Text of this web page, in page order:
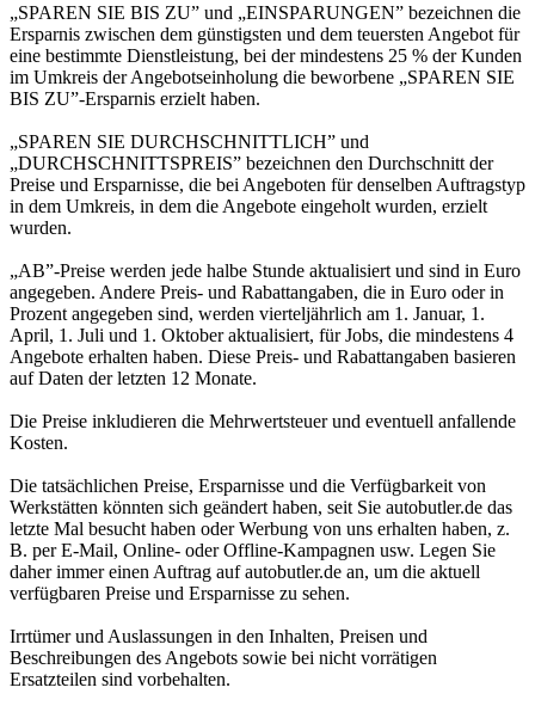
„SPAREN SIE BIS ZU” und „EINSPARUNGEN” bezeichnen die
Ersparnis zwischen dem günstigsten und dem teuersten Angebot für
eine bestimmte Dienstleistung, bei der mindestens 25 % der Kunden
im Umkreis der Angebotseinholung die beworbene „SPAREN SIE
BIS ZU”-Ersparnis erzielt haben.
„SPAREN SIE DURCHSCHNITTLICH” und
„DURCHSCHNITTSPREIS” bezeichnen den Durchschnitt der
Preise und Ersparnisse, die bei Angeboten für denselben Auftragstyp
in dem Umkreis, in dem die Angebote eingeholt wurden, erzielt
wurden.
„AB”-Preise werden jede halbe Stunde aktualisiert und sind in Euro
angegeben. Andere Preis- und Rabattangaben, die in Euro oder in
Prozent angegeben sind, werden vierteljährlich am 1. Januar, 1.
April, 1. Juli und 1. Oktober aktualisiert, für Jobs, die mindestens 4
Angebote erhalten haben. Diese Preis- und Rabattangaben basieren
auf Daten der letzten 12 Monate.
Die Preise inkludieren die Mehrwertsteuer und eventuell anfallende
Kosten.
Die tatsächlichen Preise, Ersparnisse und die Verfügbarkeit von
Werkstätten könnten sich geändert haben, seit Sie autobutler.de das
letzte Mal besucht haben oder Werbung von uns erhalten haben, z.
B. per E-Mail, Online- oder Offline-Kampagnen usw. Legen Sie
daher immer einen Auftrag auf autobutler.de an, um die aktuell
verfügbaren Preise und Ersparnisse zu sehen.
Irrtümer und Auslassungen in den Inhalten, Preisen und
Beschreibungen des Angebots sowie bei nicht vorrätigen
Ersatzteilen sind vorbehalten.